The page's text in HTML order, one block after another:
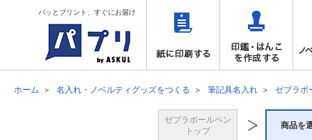
パッとプリント、すぐにお届け
ホーム 名入れ・ノベルティグッズをつくる 筆記具名入れ ゼブラボ
ゼブラボールペン
トップ
商品を